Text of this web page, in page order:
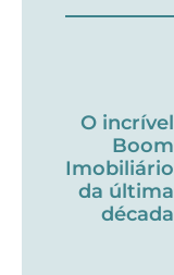
O incrível
Boom
Imobiliário
da última
década